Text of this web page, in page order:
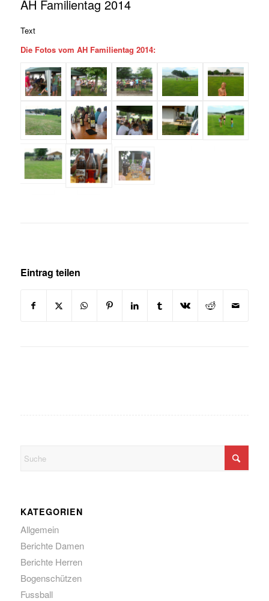
AH Familientag 2014
Text
Die Fotos vom AH Familientag 2014:
Eintrag teilen
KATEGORIEN
Allgemein
Berichte Damen
Berichte Herren
Bogenschützen
Fussball